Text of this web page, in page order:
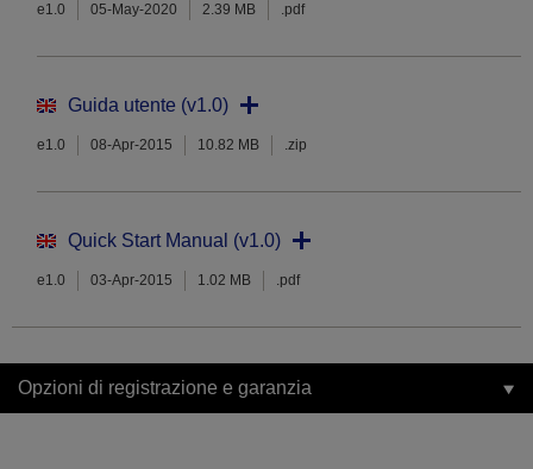
e1.0 05-May-2020 2.39 MB .pdf
Guida utente (v1.0)
e1.0 08-Apr-2015 10.82 MB .zip
Quick Start Manual (v1.0)
e1.0 03-Apr-2015 1.02 MB .pdf
Opzioni di registrazione e garanzia